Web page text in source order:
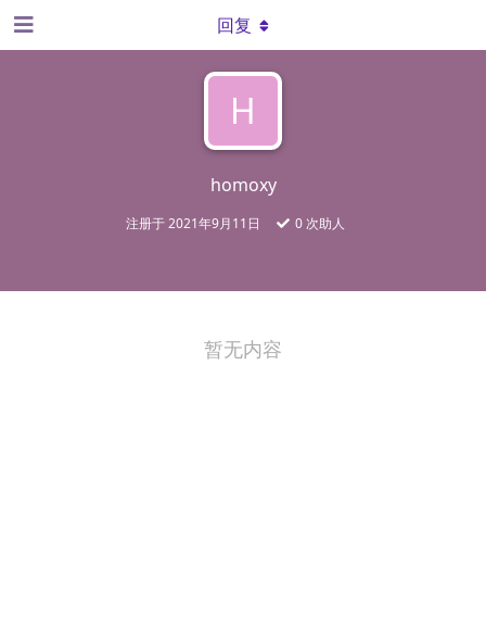
H
homoxy
注册于2021年9月11日 0次助人
回复
暂无内容